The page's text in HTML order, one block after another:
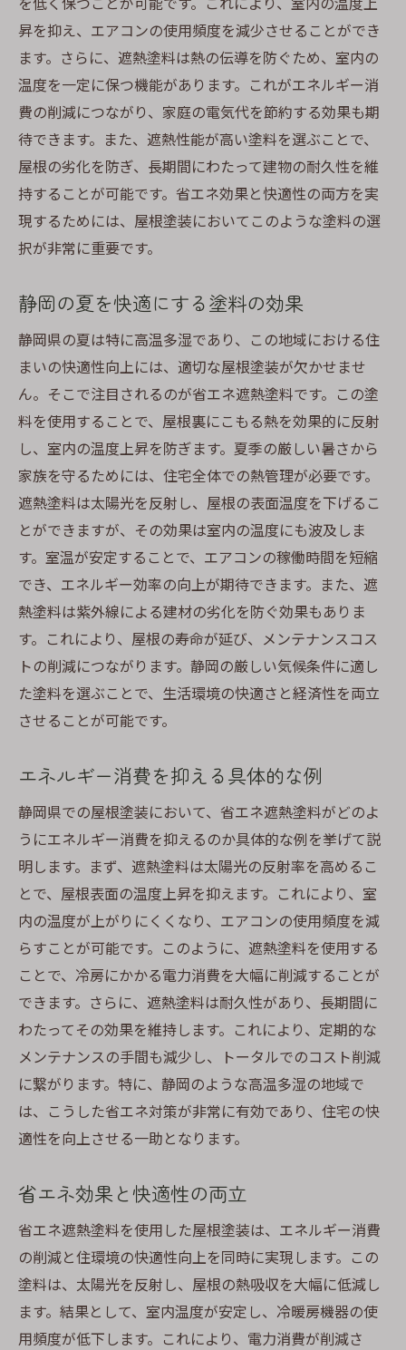
昇を抑え、エアコンの使用頻度を減少させることができ
ます。さらに、遮熱塗料は熱の伝導を防ぐため、室内の
温度を一定に保つ機能があります。これがエネルギー消
費の削減につながり、家庭の電気代を節約する効果も期
待できます。また、遮熱性能が高い塗料を選ぶことで、
屋根の劣化を防ぎ、長期間にわたって建物の耐久性を維
持することが可能です。省エネ効果と快適性の両方を実
現するためには、屋根塗装においてこのような塗料の選
択が非常に重要です。
静岡の夏を快適にする塗料の効果
静岡県の夏は特に高温多湿であり、この地域における住
まいの快適性向上には、適切な屋根塗装が欠かせませ
ん。そこで注目されるのが省エネ遮熱塗料です。この塗
料を使用することで、屋根裏にこもる熱を効果的に反射
し、室内の温度上昇を防ぎます。夏季の厳しい暑さから
家族を守るためには、住宅全体での熱管理が必要です。
遮熱塗料は太陽光を反射し、屋根の表面温度を下げるこ
とができますが、その効果は室内の温度にも波及しま
す。室温が安定することで、エアコンの稼働時間を短縮
でき、エネルギー効率の向上が期待できます。また、遮
熱塗料は紫外線による建材の劣化を防ぐ効果もありま
す。これにより、屋根の寿命が延び、メンテナンスコス
トの削減につながります。静岡の厳しい気候条件に適し
た塗料を選ぶことで、生活環境の快適さと経済性を両立
させることが可能です。
エネルギー消費を抑える具体的な例
静岡県での屋根塗装において、省エネ遮熱塗料がどのよ
うにエネルギー消費を抑えるのか具体的な例を挙げて説
明します。まず、遮熱塗料は太陽光の反射率を高めるこ
とで、屋根表面の温度上昇を抑えます。これにより、室
内の温度が上がりにくくなり、エアコンの使用頻度を減
らすことが可能です。このように、遮熱塗料を使用する
ことで、冷房にかかる電力消費を大幅に削減することが
できます。さらに、遮熱塗料は耐久性があり、長期間に
わたってその効果を維持します。これにより、定期的な
メンテナンスの手間も減少し、トータルでのコスト削減
に繋がります。特に、静岡のような高温多湿の地域で
は、こうした省エネ対策が非常に有効であり、住宅の快
適性を向上させる一助となります。
省エネ効果と快適性の両立
省エネ遮熱塗料を使用した屋根塗装は、エネルギー消費
の削減と住環境の快適性向上を同時に実現します。この
塗料は、太陽光を反射し、屋根の熱吸収を大幅に低減し
ます。結果として、室内温度が安定し、冷暖房機器の使
用頻度が低下します。これにより、電力消費が削減さ